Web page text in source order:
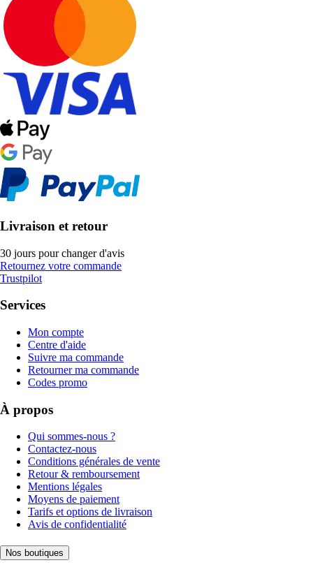
Livraison et retour
30 jours pour changer d'avis
Retournez votre commande
Trustpilot
Services
Mon compte
Centre d'aide
Suivre ma commande
Retourner ma commande
Codes promo
À propos
Qui sommes-nous ?
Contactez-nous
Conditions générales de vente
Retour & remboursement
Mentions légales
Moyens de paiement
Tarifs et options de livraison
Avis de confidentialité
Nos boutiques